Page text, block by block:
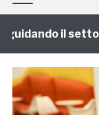
il settore